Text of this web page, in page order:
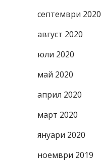
септември 2020
август 2020
юли 2020
май 2020
април 2020
март 2020
януари 2020
ноември 2019